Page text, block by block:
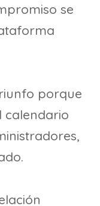
se
porque
calendario